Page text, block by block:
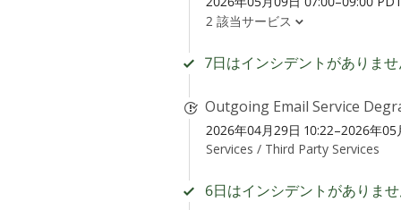
2 該当サービス
7日はインシデントがありま
Outgoing Email Service
2026年04月29日 10:22–2026年05
Services / Third Party Services
6日はインシデントがありま